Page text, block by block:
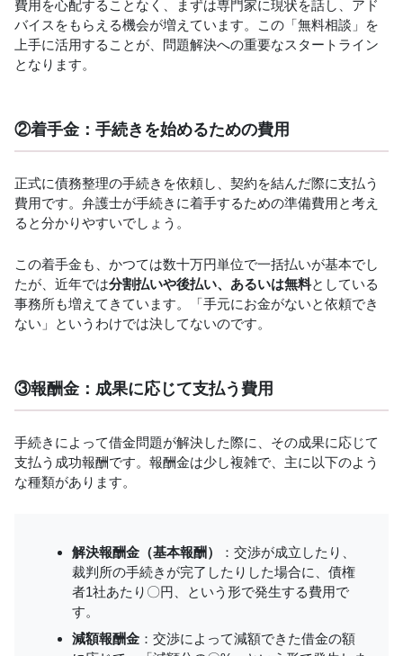
費用を心配することなく、まずは専門家に現状を話し、アド
バイスをもらえる機会が増えています。この「無料相談」を
上手に活用することが、問題解決への重要なスタートライン
となります。
②着手金：手続きを始めるための費用
正式に債務整理の手続きを依頼し、契約を結んだ際に支払う
費用です。弁護士が手続きに着手するための準備費用と考え
ると分かりやすいでしょう。
この着手金も、かつては数十万円単位で一括払いが基本でし
たが、近年では分割払いや後払い、あるいは無料としている
事務所も増えてきています。「手元にお金がないと依頼でき
ない」というわけでは決してないのです。
③報酬金：成果に応じて支払う費用
手続きによって借金問題が解決した際に、その成果に応じて
支払う成功報酬です。報酬金は少し複雑で、主に以下のよう
な種類があります。
解決報酬金（基本報酬）
：交渉が成立したり、
裁判所の手続きが完了したりした場合に、債権
者1社あたり〇円、という形で発生する費用で
す。
減額報酬金 ：交渉によって減額できた借金の額